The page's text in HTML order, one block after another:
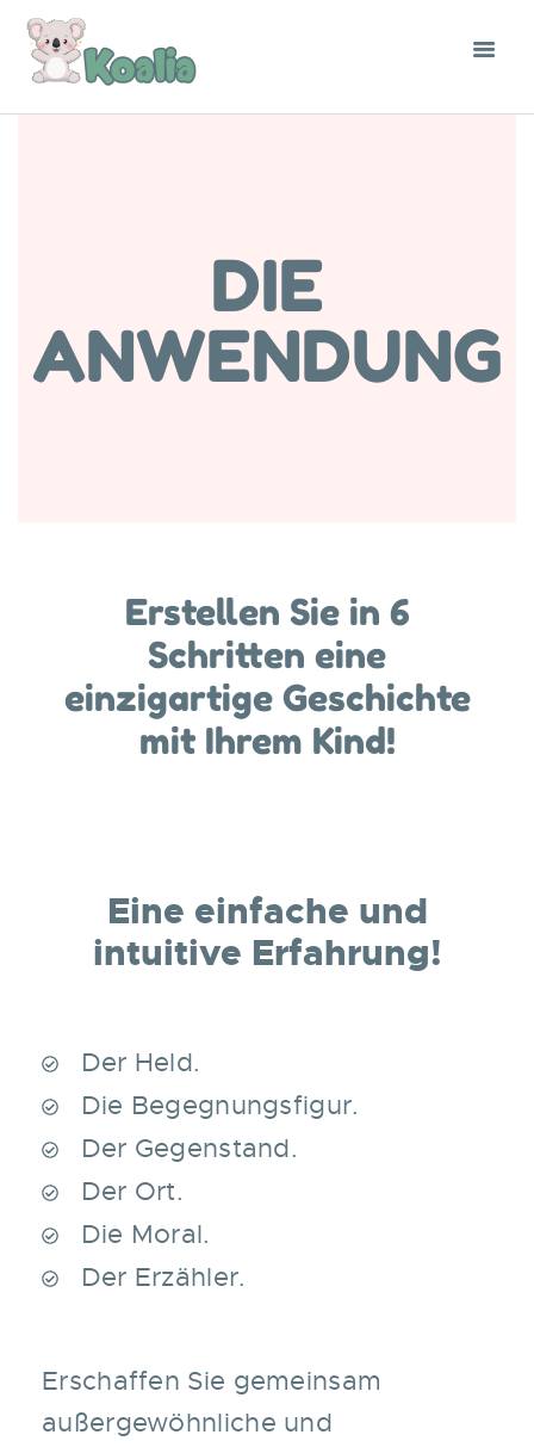
DIE
ANWENDUNG
Erstellen Sie in 6
Schritten eine
einzigartige Geschichte
mit Ihrem Kind!
Eine einfache und
intuitive Erfahrung!
Der Held.
Die Begegnungsfigur.
Der Gegenstand.
Der Ort.
Die Moral.
Der Erzähler.
Erschaffen Sie gemeinsam
außergewöhnliche und